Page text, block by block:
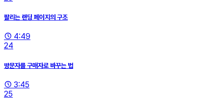
팔리는 랜딩 페이지의 구조
4:49
24
방문자를 구매자로 바꾸는 법
3:45
25